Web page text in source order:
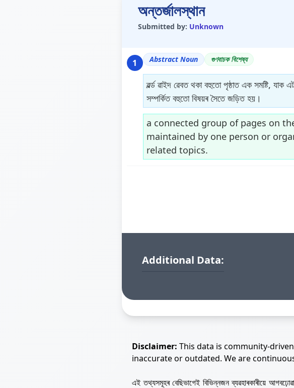
অন্তৰ্জালস্থান
Submitted by: Unknown
1 Abstract Noun গুণবাচক বিশেষ্য
ৱৰ্ল্ড ৱাইদ ৱেবত থকা বহুতো পৃষ্ঠাত এক সমষ্টি,
সম্পৰ্কিত বহুতো বিষয়ৰ সৈতে জড়িত হয়।
a connected group of pages on
maintained by one person or
related topics.
Additional Data:
Disclaimer: This data is community-
inaccurate or outdated. We are
এই তথ্যসমূহৰ বেছিভাগেই বিভিন্নজন ব্যৱহাৰকাৰীয়ে